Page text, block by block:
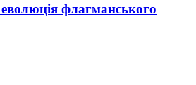
флагманського